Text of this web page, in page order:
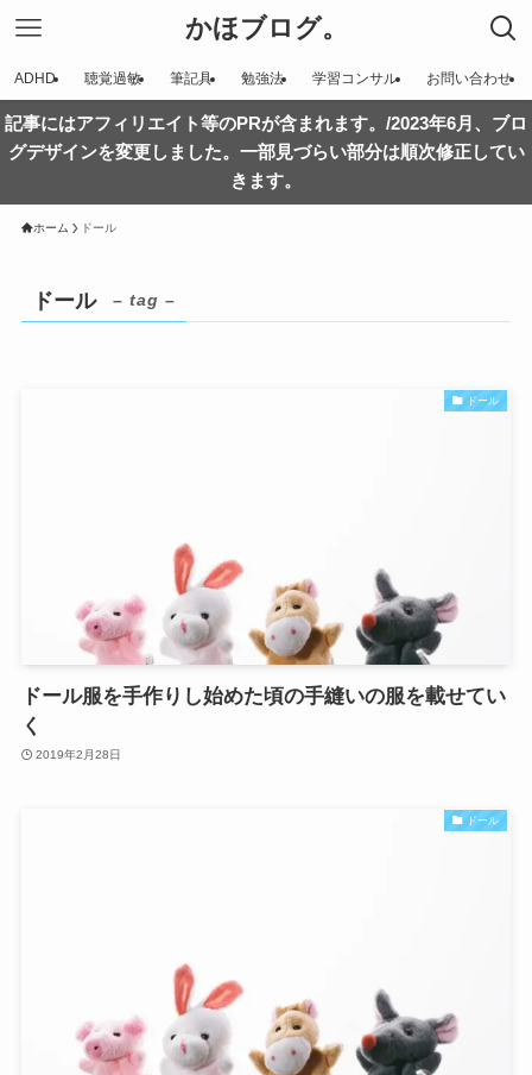
かほブログ。
ADHD 聴覚過敏 筆記具 勉強法 学習コンサル お問い合わせ
記事にはアフィリエイト等のPRが含まれます。/2023年6月、ブロ
グデザインを変更しました。一部見づらい部分は順次修正してい
きます。
ホーム ドール
ドール – tag –
ドール
ドール服を手作りし始めた頃の手縫いの服を載せてい
く
2019年2月28日
ドール